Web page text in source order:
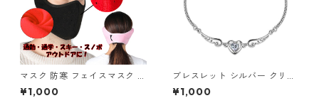
マスク 防寒 フェイスマスク イ
ヤーマフ 耳カバー 一体型 洗え
る 耳当て付 フリース ボア あ
¥1,000
ブレスレット シルバー クリス
タル ブレス オープンハート 水
晶 ハート 天使の羽 羽根 羽 天
¥1,000